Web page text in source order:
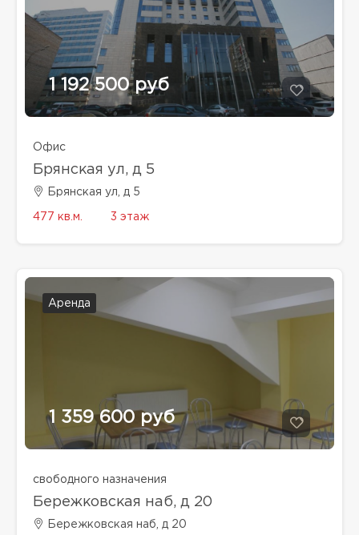
1 192 500 руб
Офис
Брянская ул, д 5
Брянская ул, д 5
477 кв.м. 3 этаж
Аренда
1 359 600 руб
свободного назначения
Бережковская наб, д 20
Бережковская наб, д 20